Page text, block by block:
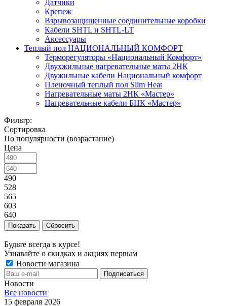
Датчики
Крепеж
Взрывозащищенные соединительные коробки
Кабели SHTL и SHTL-LT
Аксессуары
Теплый пол НАЦИОНАЛЬНЫЙ КОМФОРТ
Терморегуляторы «Национальный Комфорт»
Двухжильные нагревательные маты 2НК
Двужильные кабели Национальный комфорт
Пленочный теплый пол Slim Heat
Нагревательные маты 2НК «Мастер»
Нагревательные кабели БНК «Мастер»
Фильтр:
Сортировка
По популярности (возрастание)
Цена
490
528
565
603
640
Показать Сбросить
Будьте всегда в курсе!
Узнавайте о скидках и акциях первым
Новости магазина
Новости
Все новости
15 февраля 2026